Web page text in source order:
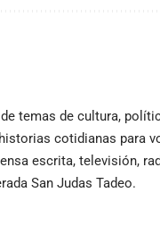
temas de cultura,
cotidianas para
escrita, televisión,
San Judas Tadeo.